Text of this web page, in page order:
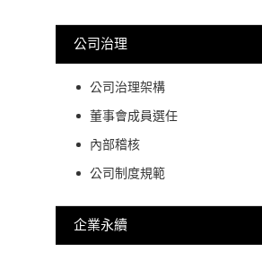
公司治理
公司治理架構
董事會成員選任
內部稽核
公司制度規範
企業永續